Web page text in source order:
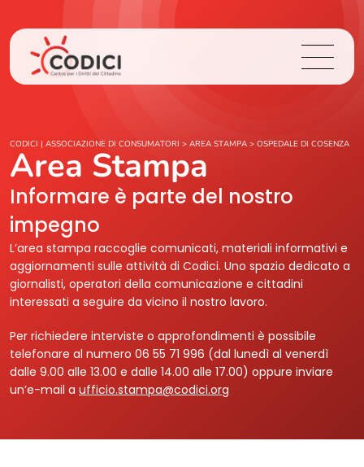
Chi Siamo
Cosa Facciamo
Area Stampa
Contatti
Login
CODICI | ASSOCIAZIONE DI CONSUMATORI > AREA STAMPA > OSPEDALE DI COSENZA
Area Stampa
Informare è parte del nostro
impegno
L’area stampa raccoglie comunicati, materiali informativi e
aggiornamenti sulle attività di Codici. Uno spazio dedicato a
giornalisti, operatori della comunicazione e cittadini
interessati a seguire da vicino il nostro lavoro.
Per richiedere interviste o approfondimenti è possibile
telefonare al numero 06 55 71 996 (dal lunedì al venerdì
dalle 9.00 alle 13.00 e dalle 14.00 alle 17.00) oppure inviare
un’e-mail a ufficio.stampa@codici.org